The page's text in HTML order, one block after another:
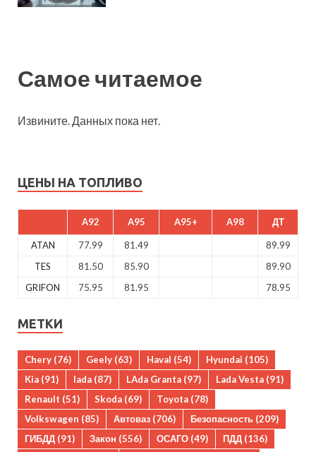
Самое читаемое
Извините. Данных пока нет.
ЦЕНЫ НА ТОПЛИВО
A92 A95 A95+ A98 ДТ
ATAN 77.99 81.49
89.99
TES
81.50 85.90
89.90
GRIFON
75.95 81.95 78.95
МЕТКИ
Chery (76) Geely (63) Haval (54) Hyundai (105)
Kia (91) lada (87) LAda Granta (97) Lada Vesta (91)
Renault (51) Skoda (69) Toyota (78)
Volkswagen (85) Автоваз (706) Безопасность (209)
ГИБДД (91) Закон (556) ОСАГО (49) ПДД (136)